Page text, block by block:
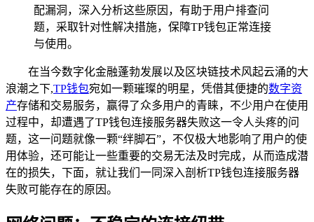
配漏洞，深入分析这些原因，有助于用户排查问
题，采取针对性解决措施，保障TP钱包正常连接
与使用。
在当今数字化金融蓬勃发展以及区块链技术风起云涌的大
浪潮之下,TP钱包宛如一颗璀璨的明星，凭借其便捷的数字资
产存储和交易服务，赢得了众多用户的青睐，不少用户在使用
过程中，却遭遇了TP钱包连接服务器失败这一令人头疼的问
题，这一问题就像一颗“绊脚石”，不仅极大地影响了用户的使
用体验，还可能让一些重要的交易无法及时完成，从而造成潜
在的损失，下面，就让我们一同深入剖析TP钱包连接服务器
失败可能存在的原因。